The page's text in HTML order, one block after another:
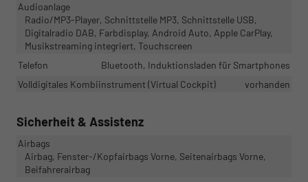
Audioanlage
Radio/MP3-Player, Schnittstelle MP3, Schnittstelle USB,
Digitalradio DAB, Farbdisplay, Android Auto, Apple CarPlay,
Musikstreaming integriert, Touchscreen
Telefon
Bluetooth, Induktionsladen für Smartphones
Volldigitales Kombiinstrument (Virtual Cockpit)
vorhanden
Sicherheit & Assistenz
Airbags
Airbag, Fenster-/Kopfairbags Vorne, Seitenairbags Vorne,
Beifahrerairbag